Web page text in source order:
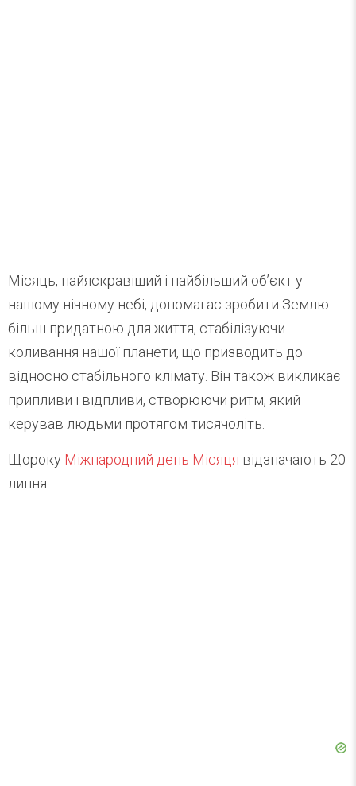
Місяць, найяскравіший і найбільший об’єкт у
нашому нічному небі, допомагає зробити Землю
більш придатною для життя, стабілізуючи
коливання нашої планети, що призводить до
відносно стабільного клімату. Він також викликає
припливи і відпливи, створюючи ритм, який
керував людьми протягом тисячоліть.
Щороку Міжнародний день Місяця відзначають 20
липня.